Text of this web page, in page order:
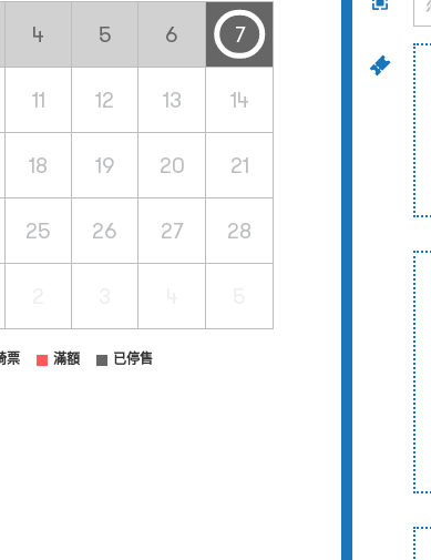
4 5 6 7
11 12 13 14
18 19 20 21
25 26 27 28
票 滿額 已停售